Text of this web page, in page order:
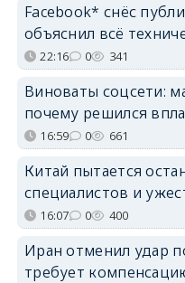
Facebook* снёс
объяснил всё
22:16 0 341
Виноваты соцсети:
почему решился
16:59 0 661
Китай пытается
специалистов и
16:07 0 400
Иран отменил удар
требует